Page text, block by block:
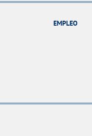
EMPLEO